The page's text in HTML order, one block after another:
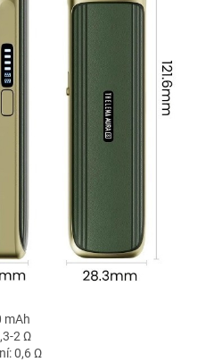
mAh
2 Ω
0,6 Ω